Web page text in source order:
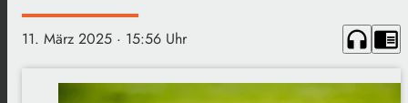
11. März 2025 · 15:56 Uhr headphones chrome_reader_mode